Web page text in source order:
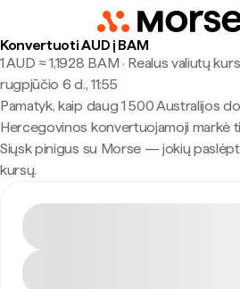
Konvertuoti AUD į BAM
1 AUD ≈ 1,1928 BAM · Realus valiutų
rugpjūčio 6 d., 11:55
Pamatyk, kaip daug 1 500 Australijos
Hercegovinos konvertuojamoji markė
Siųsk pinigus su Morse — jokių
kursų.